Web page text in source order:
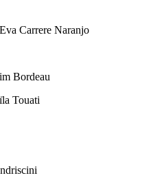
Eva Carrere Naranjo
Bordeau
Touati